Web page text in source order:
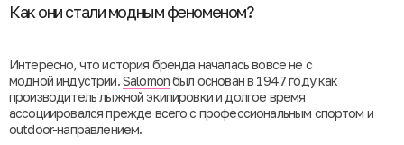
Как они стали модным феноменом?
Интересно, что история бренда началась вовсе не с
модной индустрии.Salomonбыл основан в 1947 году как
производитель лыжной экипировки и долгое время
ассоциировался прежде всего с профессиональным спортом и
outdoor-направлением.